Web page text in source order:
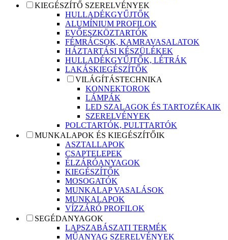
KIEGÉSZÍTŐ SZERELVÉNYEK
HULLADÉKGYŰJTŐK
ALUMÍNIUM PROFILOK
EVŐESZKÖZTARTÓK
FÉMRÁCSOK, KAMRAVASALATOK
HÁZTARTÁSI KÉSZÜLÉKEK
HULLADÉKGYŰJTŐK, LÉTRÁK
LAKÁSKIEGÉSZÍTŐK
VILÁGÍTÁSTECHNIKA
KONNEKTOROK
LÁMPÁK
LED SZALAGOK ÉS TARTOZÉKAIK
SZERELVÉNYEK
POLCTARTÓK, PULTTARTÓK
MUNKALAPOK ÉS KIEGÉSZÍTŐIK
ASZTALLAPOK
CSAPTELEPEK
ÉLZÁRÓANYAGOK
KIEGÉSZÍTŐK
MOSOGATÓK
MUNKALAP VASALÁSOK
MUNKALAPOK
VÍZZÁRÓ PROFILOK
SEGÉDANYAGOK
LAPSZABÁSZATI TERMÉK
MŰANYAG SZERELVÉNYEK